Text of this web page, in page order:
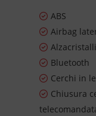
ABS
Airbag
Bluetooth
Cerchi in
Chiusura